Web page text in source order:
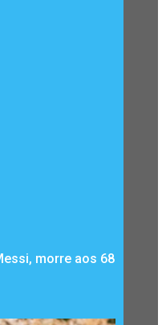
morre aos 68